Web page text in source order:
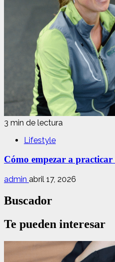
3 min de lectura
Lifestyle
Cómo empezar a
admin abril 17, 2026
Buscador
Te pueden interesar